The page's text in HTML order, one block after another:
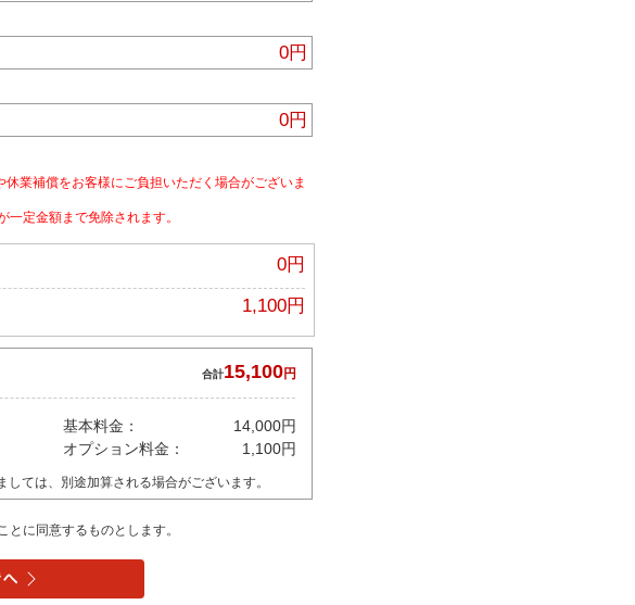
0円
0円
業補償をお客様にご負担いただく場合がございま
定金額まで免除されます。
0円
1,100円
合計15,100円
基本料金：
14,000円
オプション料金：
1,100円
ては、別途加算される場合がございます。
とに同意するものとします。